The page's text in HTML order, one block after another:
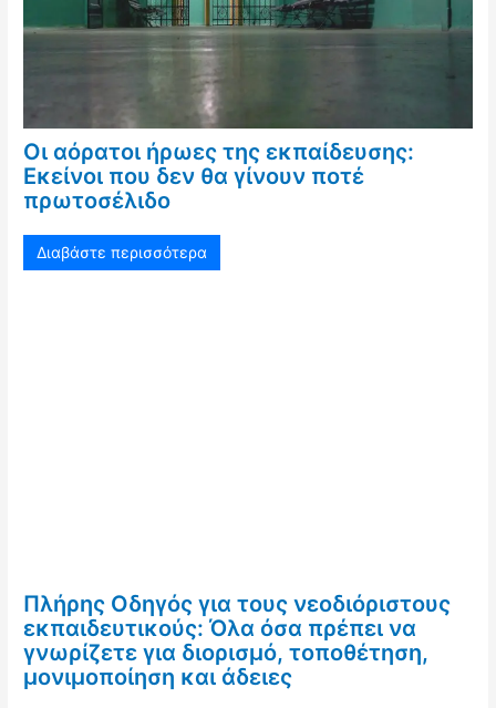
Οι αόρατοι ήρωες της εκπαίδευσης:
Εκείνοι που δεν θα γίνουν ποτέ
πρωτοσέλιδο
Διαβάστε περισσότερα
Πλήρης Οδηγός για τους νεοδιόριστους
εκπαιδευτικούς: Όλα όσα πρέπει να
γνωρίζετε για διορισμό, τοποθέτηση,
μονιμοποίηση και άδειες